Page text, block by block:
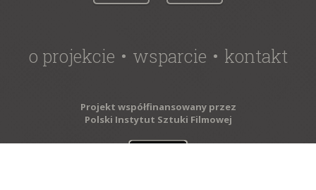
o projekcie wsparcie kontakt
Projekt współfinansowany przez